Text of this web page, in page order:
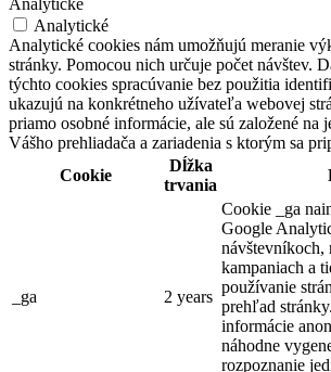
Analytické
Analytické
Analytické cookies nám umožňujú meranie
stránky. Pomocou nich určuje počet návštev.
týchto cookies spracúvanie bez použitia
ukazujú na konkrétneho užívateľa webovej
priamo osobné informácie, ale sú založené na
Vášho prehliadača a zariadenia s ktorým sa
Cookie
Dĺžka
trvania
_ga 2 years
Cookie _ga
Google
návštevníkoch,
kampaniach a
používanie
prehľad
informácie
náhodne
rozpoznanie